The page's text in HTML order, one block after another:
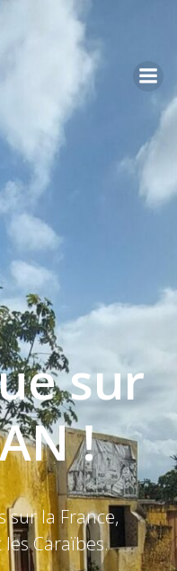
sur
!
sur la France,
Caraïbes.